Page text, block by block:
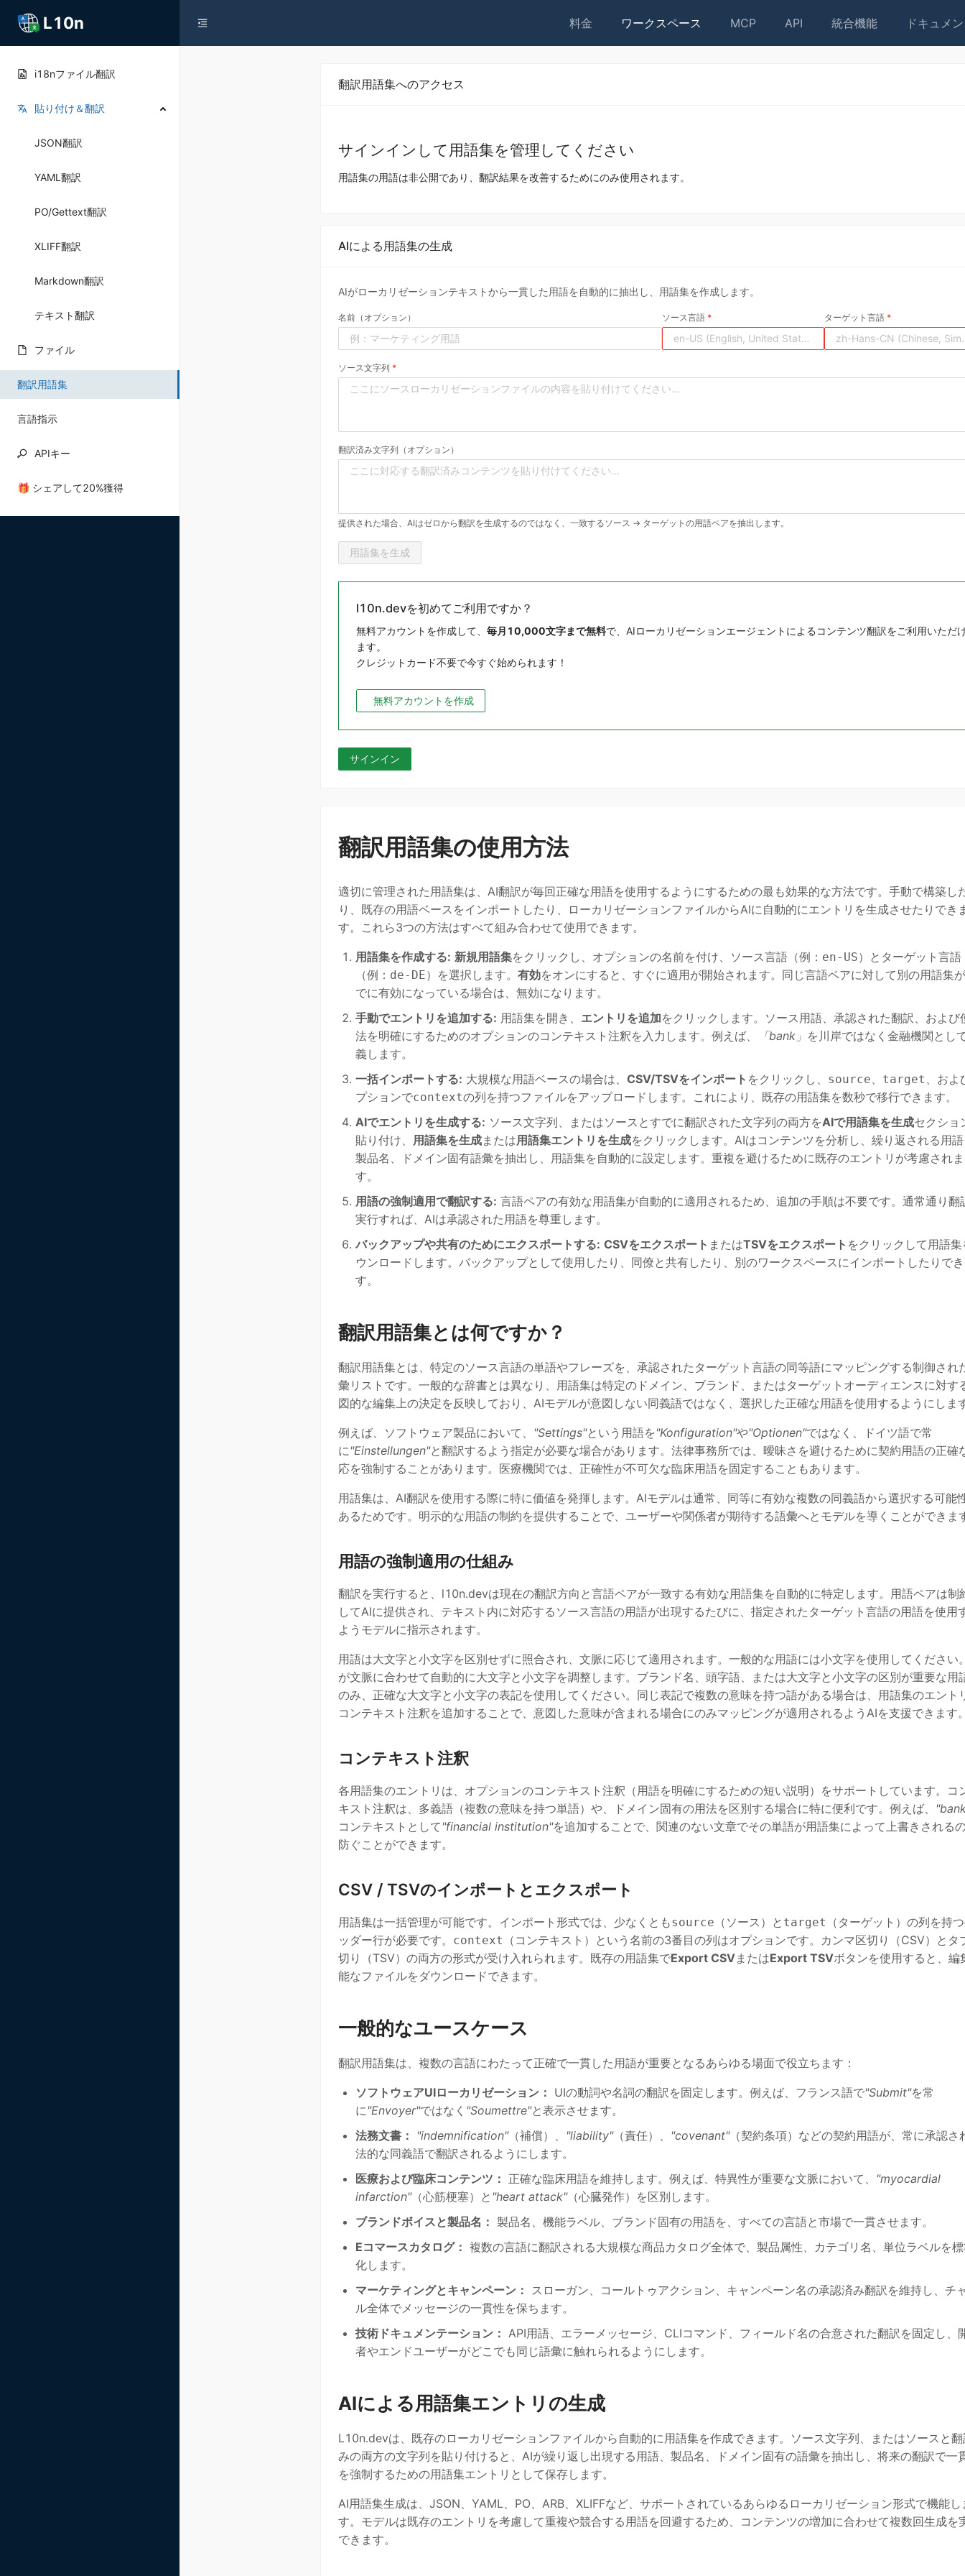
L10n
i18nファイル翻訳
貼り付け＆翻訳
JSON翻訳
YAML翻訳
PO/Gettext翻訳
XLIFF翻訳
Markdown翻訳
テキスト翻訳
ファイル
翻訳用語集
言語指示
APIキー
🎁 シェアして20%獲得
料金 ワークスペース MCP API 統合機能 ドキュメ
翻訳用語集へのアクセス
サインインして用語集を管理してください
用語集の用語は非公開であり、翻訳結果を改善するためにのみ使用されます。
AIによる用語集の生成
AIがローカリゼーションテキストから一貫した用語を自動的に抽出し、用語集を作成します。
名前（オプション） ソース言語
en-US (English, United States)
ターゲット言語
zh-Hans-
ソース文字列
翻訳済み文字列（オプション）
提供された場合、AIはゼロから翻訳を生成するのではなく、一致するソース → ターゲットの用語ペアを抽出します。
用語集を生成
l10n.devを初めてご利用ですか？
無料アカウントを作成して、 毎月10,000文字まで無料で、AIローカリゼーションエージェントによるコンテンツ翻訳をご利用いただ
ます。
クレジットカード不要で今すぐ始められます！
無料アカウントを作成
サインイン
翻訳用語集の使用方法
適切に管理された用語集は、AI翻訳が毎回正確な用語を使用するようにするための最も効果的な方法です。手動で構築し
り、既存の用語ベースをインポートしたり、ローカリゼーションファイルからAIに自動的にエントリを生成させたりでき
す。これら3つの方法はすべて組み合わせて使用できます。
用語集を作成する: 新規用語集をクリックし、オプションの名前を付け、ソース言語（例： en-US）とターゲット言語
（例： de-DE）を選択します。 有効をオンにすると、すぐに適用が開始されます。同じ言語ペアに対して別の用語集
でに有効になっている場合は、無効になります。
手動でエントリを追加する: 用語集を開き、 エントリを追加をクリックします。ソース用語、承認された翻訳、および
法を明確にするためのオプションのコンテキスト注釈を入力します。例えば、
「bank」 を川岸ではなく金融機関とし
義します。
一括インポートする: 大規模な用語ベースの場合は、 CSV/TSVをインポート をクリックし、 source target
、お
プションでcontextの列を持つファイルをアップロードします。これにより、既存の用語集を数秒で移行できます。
AIでエントリを生成する: ソース文字列、またはソースとすでに翻訳された文字列の両方をAIで用語集を生成セクショ
貼り付け、 用語集を生成または用語集エントリを生成をクリックします。AIはコンテンツを分析し、繰り返される用
製品名、ドメイン固有語彙を抽出し、用語集を自動的に設定します。重複を避けるために既存のエントリが考慮されま
す。
用語の強制適用で翻訳する: 言語ペアの有効な用語集が自動的に適用されるため、追加の手順は不要です。通常通り翻
実行すれば、AIは承認された用語を尊重します。
バックアップや共有のためにエクスポートする: CSVをエクスポート またはTSVをエクスポート をクリックして用語
ウンロードします。バックアップとして使用したり、同僚と共有したり、別のワークスペースにインポートしたりで
す。
翻訳用語集とは何ですか？
翻訳用語集とは、特定のソース言語の単語やフレーズを、承認されたターゲット言語の同等語にマッピングする制御され
彙リストです。一般的な辞書とは異なり、用語集は特定のドメイン、ブランド、またはターゲットオーディエンスに対す
図的な編集上の決定を反映しており、AIモデルが意図しない同義語ではなく、選択した正確な用語を使用するようにしま
例えば、ソフトウェア製品において、 "Settings"という用語を"Konfiguration"や"Optionen"ではなく、ドイツ語で常
に"Einstellungen"と翻訳するよう指定が必要な場合があります。法律事務所では、曖昧さを避けるために契約用語の正確
応を強制することがあります。医療機関では、正確性が不可欠な臨床用語を固定することもあります。
用語集は、AI翻訳を使用する際に特に価値を発揮します。AIモデルは通常、同等に有効な複数の同義語から選択する可能
あるためです。明示的な用語の制約を提供することで、ユーザーや関係者が期待する語彙へとモデルを導くことができま
用語の強制適用の仕組み
翻訳を実行すると、l10n.devは現在の翻訳方向と言語ペアが一致する有効な用語集を自動的に特定します。用語ペアは制
してAIに提供され、テキスト内に対応するソース言語の用語が出現するたびに、指定されたターゲット言語の用語を使用
ようモデルに指示されます。
用語は大文字と小文字を区別せずに照合され、文脈に応じて適用されます。一般的な用語には小文字を使用してください
が文脈に合わせて自動的に大文字と小文字を調整します。ブランド名、頭字語、または大文字と小文字の区別が重要な用
のみ、正確な大文字と小文字の表記を使用してください。同じ表記で複数の意味を持つ語がある場合は、用語集のエント
コンテキスト注釈を追加することで、意図した意味が含まれる場合にのみマッピングが適用されるようAIを支援できます
コンテキスト注釈
各用語集のエントリは、オプションのコンテキスト注釈（用語を明確にするための短い説明）をサポートしています。コ
キスト注釈は、多義語（複数の意味を持つ単語）や、ドメイン固有の用法を区別する場合に特に便利です。例えば、
コンテキストとして"financial institution"を追加することで、関連のない文章でその単語が用語集によって上書きされる
防ぐことができます。
CSV / TSVのインポートとエクスポート
用語集は一括管理が可能です。インポート形式では、少なくともsource （ソース）と target
（ターゲット）の列を持
ッダー行が必要です。 context
（コンテキスト）という名前の3番目の列はオプションです。カンマ区切り（CSV）とタ
切り（TSV）の両方の形式が受け入れられます。既存の用語集でExport CSVまたはExport TSVボタンを使用すると、編
能なファイルをダウンロードできます。
一般的なユースケース
翻訳用語集は、複数の言語にわたって正確で一貫した用語が重要となるあらゆる場面で役立ちます：
ソフトウェアUIローカリゼーション： UIの動詞や名詞の翻訳を固定します。例えば、フランス語で"Submit"を常
に"Envoyer"ではなく "Soumettre"と表示させます。
法務文書： "indemnification"（補償）、 "liability"（責任）、 "covenant"（契約条項）などの契約用語が、常に承認さ
法的な同義語で翻訳されるようにします。
医療および臨床コンテンツ： 正確な臨床用語を維持します。例えば、特異性が重要な文脈において、 "myocardial
infarction"（心筋梗塞）と "heart attack"（心臓発作）を区別します。
ブランドボイスと製品名： 製品名、機能ラベル、ブランド固有の用語を、すべての言語と市場で一貫させます。
Eコマースカタログ： 複数の言語に翻訳される大規模な商品カタログ全体で、製品属性、カテゴリ名、単位ラベルを
化します。
マーケティングとキャンペーン：
スローガン、コールトゥアクション、キャンペーン名の承認済み翻訳を維持し、チ
ル全体でメッセージの一貫性を保ちます。
技術ドキュメンテーション： API用語、エラーメッセージ、CLIコマンド、フィールド名の合意された翻訳を固定し、
者やエンドユーザーがどこでも同じ語彙に触れられるようにします。
AIによる用語集エントリの生成
L10n.devは、既存のローカリゼーションファイルから自動的に用語集を作成できます。ソース文字列、またはソースと
みの両方の文字列を貼り付けると、AIが繰り返し出現する用語、製品名、ドメイン固有の語彙を抽出し、将来の翻訳で一
を強制するための用語集エントリとして保存します。
AI用語集生成は、JSON、YAML、PO、ARB、XLIFFなど、サポートされているあらゆるローカリゼーション形式で機能し
す。モデルは既存のエントリを考慮して重複や競合する用語を回避するため、コンテンツの増加に合わせて複数回生成を
できます。